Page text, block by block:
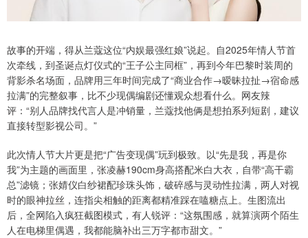
故事的开端，得从兰蔻这位“内娱最强红娘”说起。自2025年情人节首
次牵线，到圣诞点灯仪式的“王子公主同框”，再到今年巴黎时装周的
背影杀名场面，品牌用三年时间完成了“商业合作→暧昧拉扯→宿命感
拉满”的完整叙事，比不少现偶编剧还懂观众想看什么。网友辣
评：“别人品牌找代言人是冲销量，兰蔻找他俩是想拍系列短剧，建议
直接转型影视公司。”
此次情人节大片更是把“广告变现偶”玩到极致。以“先是我，再是你
我”为主题的画面里，张凌赫190cm身高搭配米白大衣，自带“高干霸
总”滤镜；张婧仪白纱裙配珍珠头饰，破碎感与灵动性拉满，两人对视
时的眼神拉丝，连指尖相触的距离都精准踩在嗑糖点上。生图流出
后，全网陷入疯狂截图模式，有人锐评：“这氛围感，就算演两个陌生
人在电梯里偶遇，我都能脑补出三万字都市甜文。”